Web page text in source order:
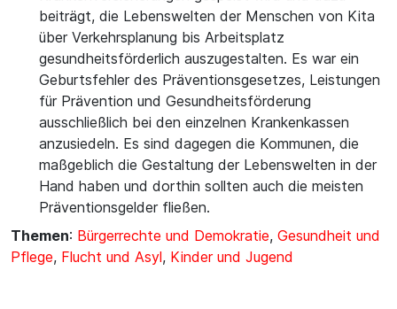
beiträgt, die Lebenswelten der Menschen von Kita
über Verkehrsplanung bis Arbeitsplatz
gesundheitsförderlich auszugestalten. Es war ein
Geburtsfehler des Präventionsgesetzes, Leistungen
für Prävention und Gesundheitsförderung
ausschließlich bei den einzelnen Krankenkassen
anzusiedeln. Es sind dagegen die Kommunen, die
maßgeblich die Gestaltung der Lebenswelten in der
Hand haben und dorthin sollten auch die meisten
Präventionsgelder fließen.
Themen: Bürgerrechte und Demokratie, Gesundheit und
Pflege, Flucht und Asyl, Kinder und Jugend